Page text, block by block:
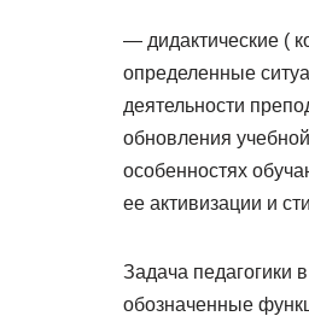
— дидактические (
определенные
деятельности
обновления
особенностях
ее активизации и
Задача педагогики
обозначенные